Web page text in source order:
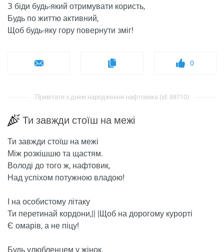
З біди будь-який отримувати користь,
Будь по життю активний,
Щоб будь-яку гору повернути зміг!
0
Привітати з днем ​​народження нафтовика (id: 88710)
Ти завжди стоїш на межі
Ти завжди стоїш на межі
Між розкішшю та щастям.
Володі до того ж, нафтовик,
Над успіхом потужною владою!
І на особистому літаку
Ти перетинай кордони,|| |Щоб на дорогому курорті
Є омарів, а не піцу!
Будь улюбленцем у жінок,